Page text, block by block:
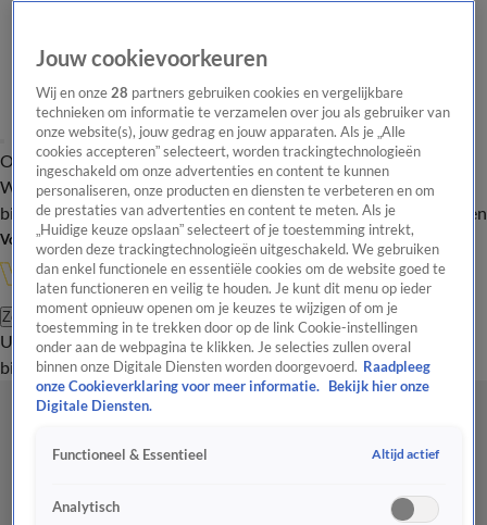
Overzicht Onze programma's Uitzendingen Onze gezichten
In de
WandelgangenInterviewsUitzending
bijwonenPodcastShopVeelgestelde vragenKijkersvraag insturen
Volg Vandaag Inside
Zoeken
UitzendingenVandaag InsideDe OranjezomerShopUitzending
bijwonen
Jouw cookievoorkeuren
Wij en onze28 partners gebruiken cookies en vergelijkbare
technieken om informatie te verzamelen over jou als gebruiker van
onze website(s), jouw gedrag en jouw apparaten. Als je „Alle
cookies accepteren” selecteert, worden trackingtechnologieën
ingeschakeld om onze advertenties en content te kunnen
personaliseren, onze producten en diensten te verbeteren en om
de prestaties van advertenties en content te meten. Als je
„Huidige keuze opslaan” selecteert of je toestemming intrekt,
worden deze trackingtechnologieën uitgeschakeld. We gebruiken
dan enkel functionele en essentiële cookies om de website goed te
laten functioneren en veilig te houden. Je kunt dit menu op ieder
moment opnieuw openen om je keuzes te wijzigen of om je
toestemming in te trekken door op de link Cookie-instellingen
onder aan de webpagina te klikken. Je selecties zullen overal
binnen onze Digitale Diensten worden doorgevoerd. Raadpleeg
onze Cookieverklaring voor meer informatie.
Bekijk hier onze
Digitale Diensten.
Functioneel & Essentieel Altijd actief
Analytisch